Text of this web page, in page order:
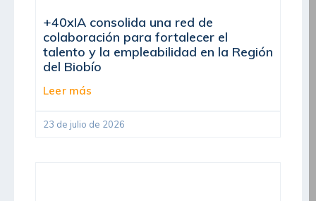
+40xIA consolida una red de
colaboración para fortalecer el
talento y la empleabilidad en la Región
del Biobío
Leer más
23 de julio de 2026